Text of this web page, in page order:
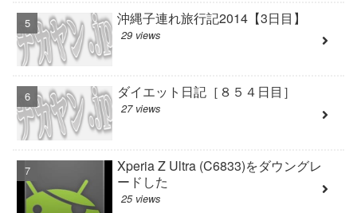
沖縄子連れ旅行記2014【3日目】
29 views
ダイエット日記［８５４日目］
27 views
Xperia Z Ultra (C6833)をダウングレ
ードした
25 views